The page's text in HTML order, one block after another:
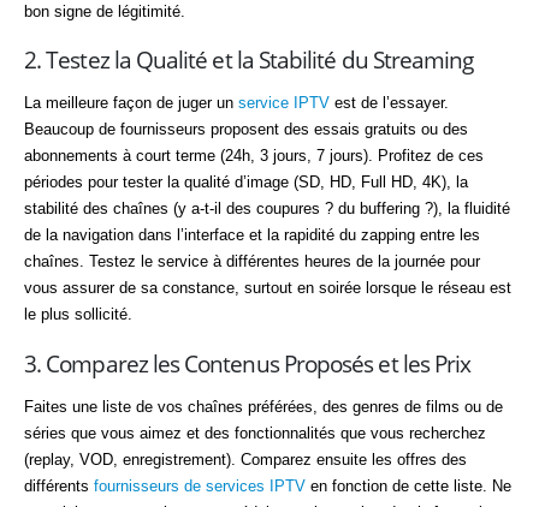
bon signe de légitimité.
2. Testez la Qualité et la Stabilité du Streaming
La meilleure façon de juger un service IPTV est de l’essayer.
Beaucoup de fournisseurs proposent des essais gratuits ou des
abonnements à court terme (24h, 3 jours, 7 jours). Profitez de ces
périodes pour tester la qualité d’image (SD, HD, Full HD, 4K), la
stabilité des chaînes (y a-t-il des coupures ? du buffering ?), la fluidité
de la navigation dans l’interface et la rapidité du zapping entre les
chaînes. Testez le service à différentes heures de la journée pour
vous assurer de sa constance, surtout en soirée lorsque le réseau est
le plus sollicité.
3. Comparez les Contenus Proposés et les Prix
Faites une liste de vos chaînes préférées, des genres de films ou de
séries que vous aimez et des fonctionnalités que vous recherchez
(replay, VOD, enregistrement). Comparez ensuite les offres des
différents fournisseurs de services IPTV en fonction de cette liste. Ne